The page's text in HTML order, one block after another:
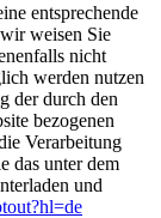
entsprechende
weisen Sie
nicht
werden nutzen
der durch den
bezogenen
Verarbeitung
das unter dem
und